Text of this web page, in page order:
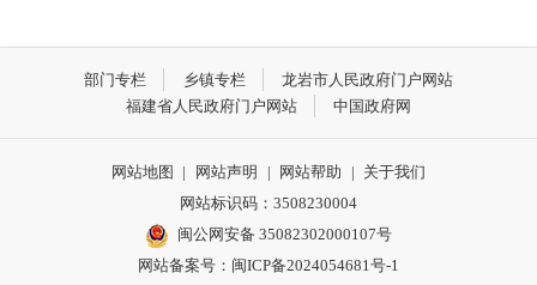
部门专栏 乡镇专栏
龙岩市人民政府门户网站
福建省人民政府门户网站
中国政府网
网站地图 | 网站声明 | 网站帮助 | 关于我们
网站标识码：3508230004
闽公网安备 35082302000107号
网站备案号： 闽ICP备2024054681号-1